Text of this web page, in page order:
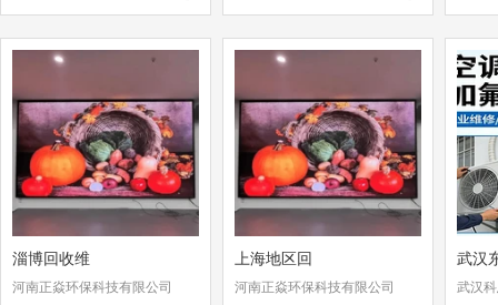
淄博回收维
河南正焱环保科技有限公司
上海地区回
河南正焱环保科技有限公司
武汉
武汉